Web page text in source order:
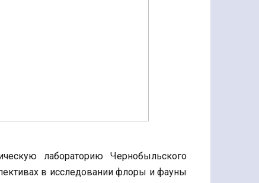
лабораторию Чернобыльского
в исследовании флоры и фауны